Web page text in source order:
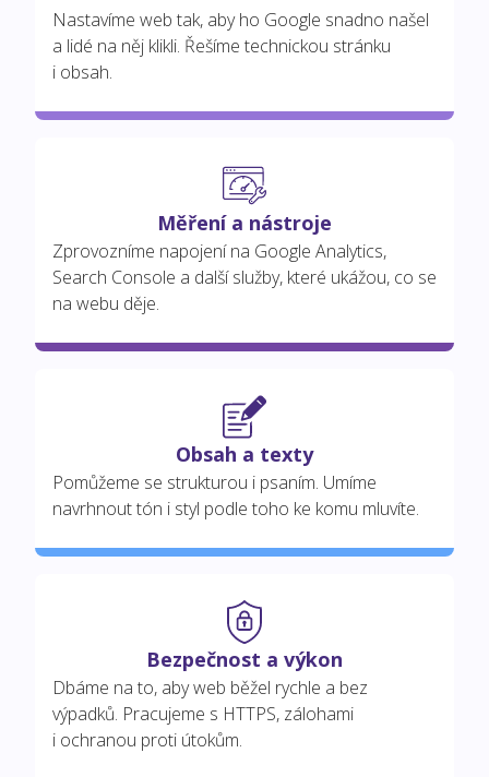
Nastavíme web tak, aby ho Google snadno našel
a lidé na něj klikli. Řešíme technickou stránku
i obsah.
Měření a nástroje
Zprovozníme napojení na Google Analytics,
Search Console a další služby, které ukážou, co se
na webu děje.
Obsah a texty
Pomůžeme se strukturou i psaním. Umíme
navrhnout tón i styl podle toho ke komu mluvíte.
Bezpečnost a výkon
Dbáme na to, aby web běžel rychle a bez
výpadků. Pracujeme s HTTPS, zálohami
i ochranou proti útokům.